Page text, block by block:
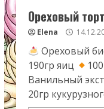
Ореховый
Elena
Ореховый
190гр яиц
Ванильный
20гр